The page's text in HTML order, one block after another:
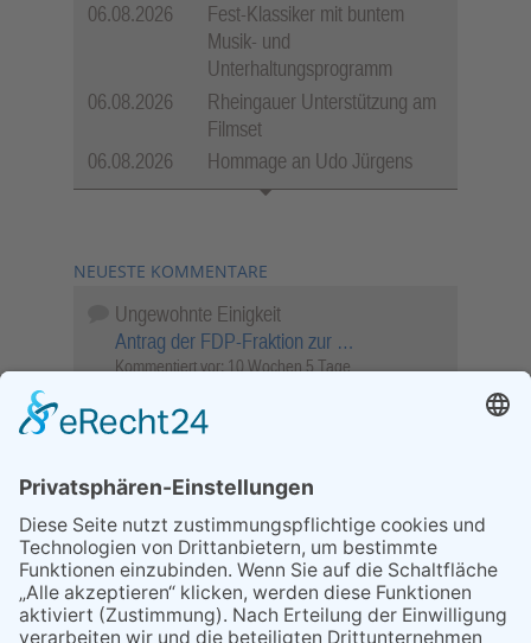
06.08.2026
Fest-Klassiker mit buntem
Musik- und
Unterhaltungsprogramm
06.08.2026
Rheingauer Unterstützung am
Filmset
06.08.2026
Hommage an Udo Jürgens
NEUESTE KOMMENTARE
Ungewohnte Einigkeit
Antrag der FDP-Fraktion zur …
Kommentiert vor: 10 Wochen 5 Tage
Objekt …
Kommentiert vor: 26 Wochen 4 Stunden
Sperrung für Wassersportler schlägt hohe
Wellen
Sperrung der Stillgewässer
Kommentiert vor:1 Jahr 50 Wochen
Literarischer Rückblick